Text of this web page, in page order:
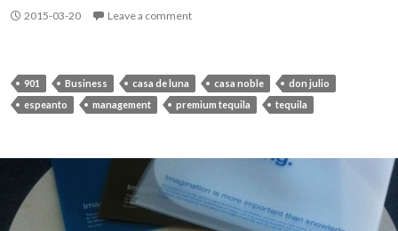
2015-03-20 Leave a comment
901 Business casa de luna casa noble
don julio
espeanto
management premium tequila tequila